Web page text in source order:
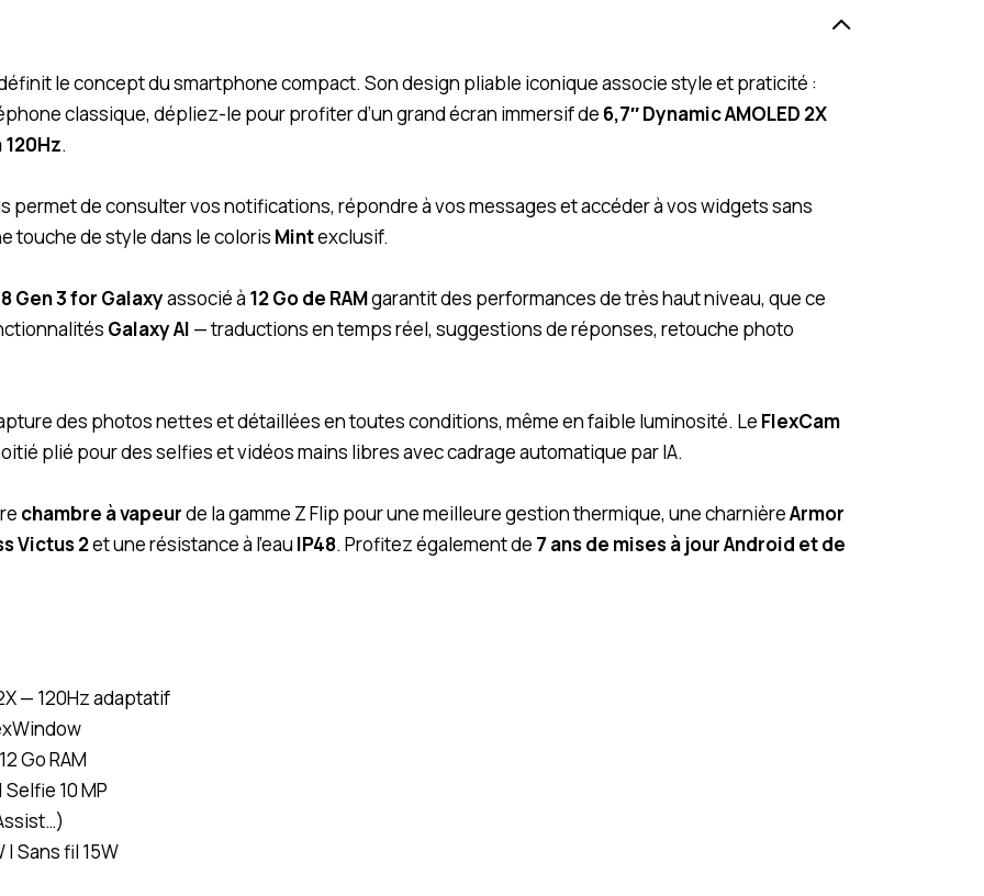
le concept du smartphone compact. Son design pliable iconique associe style et praticité :
classique, dépliez-le pour profiter d’un grand écran immersif de 6,7″ Dynamic AMOLED 2X
.
permet de consulter vos notifications, répondre à vos messages et accéder à vos widgets sans
touche de style dans le coloris Mintexclusif.
Gen 3 for Galaxyassocié à 12 Go de RAMgarantit des performances de très haut niveau, que ce
Galaxy AI — traductions en temps réel, suggestions de réponses, retouche photo
des photos nettes et détaillées en toutes conditions, même en faible luminosité. Le FlexCam
plié pour des selfies et vidéos mains libres avec cadrage automatique par IA.
chambre à vapeurde la gamme Z Flip pour une meilleure gestion thermique, une charnièreArmor
Victus 2et une résistance à l’eau IP48. Profitez également de 7 ans de mises à jour Android et de
— 120Hz adaptatif
Go RAM
Selfie 10 MP
Sans fil 15W